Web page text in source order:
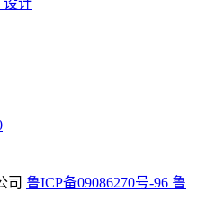
设计
司 鲁ICP备09086270号-96 鲁